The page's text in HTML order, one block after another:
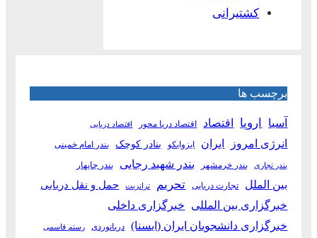
کشتیرانی
برچسب ها
آسیا اروپا اقتصاد اقتصاد دریا محور اقتصاد دریایی
انرژی امروز ایران ایزوایکو بنادر کوچک بندر امام خمینی
بندر تجاری بندر خرمشهر بندر شهید رجایی بندر چابهار
بین الملل تجارت دریایی تحریم ترانزیت حمل و نقل دریایی
خبرگزاری بین المللی خبرگزاری داخلی
خبرگزاری دانشجویان ایران (ایسنا)
دریانوردی رستم قاسمی